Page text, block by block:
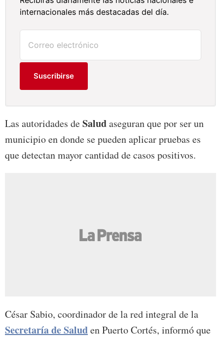
internacionales más destacadas del día.
Suscribirse
Las autoridades deSaludaseguran que por ser un
municipio en donde se pueden aplicar pruebas es
que detectan mayor cantidad de casos positivos.
César Sabio, coordinador de la red integral de la
Secretaría de Saluden Puerto Cortés, informó que